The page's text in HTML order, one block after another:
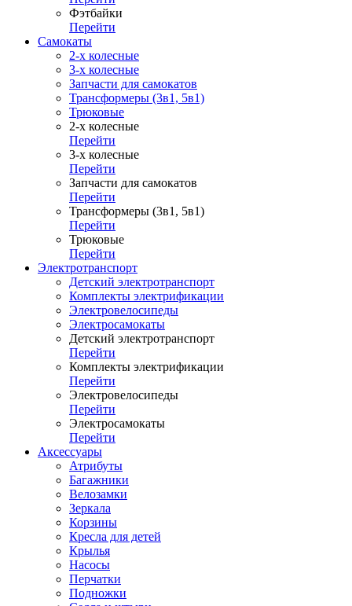
Фэтбайки
Перейти
Самокаты
2-х колесные
3-х колесные
Запчасти для самокатов
Трансформеры (3в1, 5в1)
Трюковые
2-х колесные
Перейти
3-х колесные
Перейти
Запчасти для самокатов
Перейти
Трансформеры (3в1, 5в1)
Перейти
Трюковые
Перейти
Электротранспорт
Детский электротранспорт
Комплекты электрификации
Электровелосипеды
Электросамокаты
Детский электротранспорт
Перейти
Комплекты электрификации
Перейти
Электровелосипеды
Перейти
Электросамокаты
Перейти
Аксессуары
Атрибуты
Багажники
Велозамки
Зеркала
Корзины
Кресла для детей
Крылья
Насосы
Перчатки
Подножки